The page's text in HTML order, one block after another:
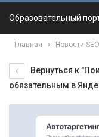
Образовательный
Главная Новости SEO
Вернуться к
обязательным в